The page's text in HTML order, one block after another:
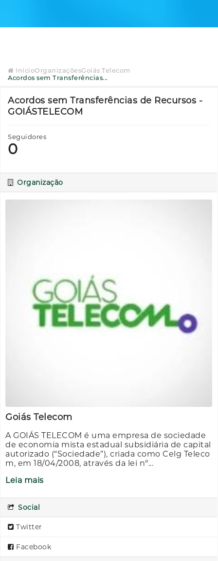
InícioOrganizaçõesGoiás Telecom
Acordos sem Transferências...
Acordos sem Transferências de Recursos -
GOIÁSTELECOM
Seguidores
0
Organização
Goiás Telecom
A GOIÁS TELECOM é uma empresa de sociedade
de economia mista estadual subsidiária de capital
autorizado (“Sociedade”), criada como Celg Teleco
m, em 18/04/2008, através da lei nº...
Leia mais
Social
Twitter
Facebook